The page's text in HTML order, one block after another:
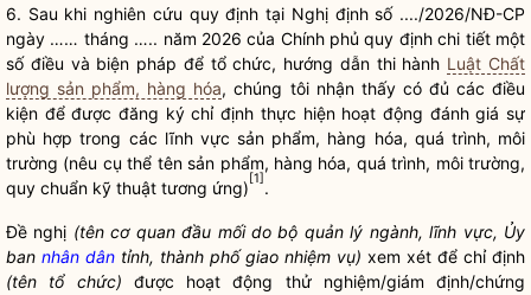
6. Sau khi nghiên cứu quy định tại Nghị định số ..../2026/NĐ-CP
ngày …… tháng ….. năm 2026 của Chính phủ quy định chi tiết một
số điều và biện pháp để tổ chức, hướng dẫn thi hành Luật Chất
lượng sản phẩm, hàng hóa, chúng tôi nhận thấy có đủ các điều
kiện để được đăng ký chỉ định thực hiện hoạt động đánh giá sự
phù hợp trong các lĩnh vực sản phẩm, hàng hóa, quá trình, môi
trường (nêu cụ thể tên sản phẩm, hàng hóa, quá trình, môi trường,
quy chuẩn kỹ thuật tương ứng)[1].
Đề nghị (tên cơ quan đầu mối do bộ quản lý ngành, lĩnh vực, Ủy
ban nhân dân tỉnh, thành phố giao nhiệm vụ) xem xét để chỉ định
(tên tổ chức) được hoạt động thử nghiệm/giám định/chứng